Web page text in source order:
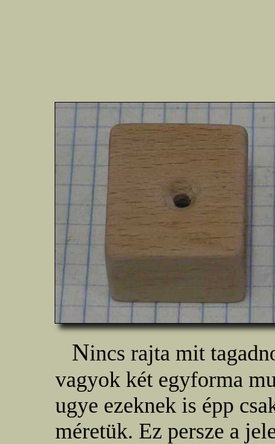
Nincs rajta mit
vagyok két egyforma
ugye ezeknek is épp
méretük. Ez persze a